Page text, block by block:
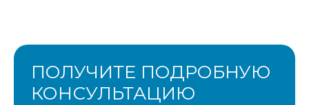
ПОЛУЧИТЕ ПОДРОБНУЮ
КОНСУЛЬТАЦИЮ